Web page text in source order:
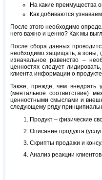
На какие преимущества
Как добиваются
После этого необходимо
него важно и ценно? Как мы
После сбора данных
необходимо защищать, а зоны,
изначальное равенство –
ценностях следует
клиента информации о
Также, прежде, чем внедрять
(ментальное соответствие)
ценностными смыслами и
следующему ряду
Продукт – физические
Описание продукта
Скрипты продажи и
Анализ реакции